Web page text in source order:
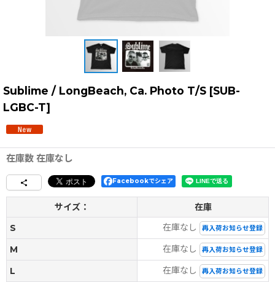
Sublime / LongBeach, Ca. Photo T/S [SUB-
LGBC-T]
在庫数 在庫なし
Facebookでシェア
サイズ：
在庫
S
在庫なし 再入荷お知らせ登録
M 在庫なし 再入荷お知らせ登録
L 在庫なし 再入荷お知らせ登録